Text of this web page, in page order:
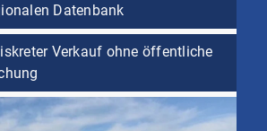
Datenbank
Verkauf ohne öffentliche